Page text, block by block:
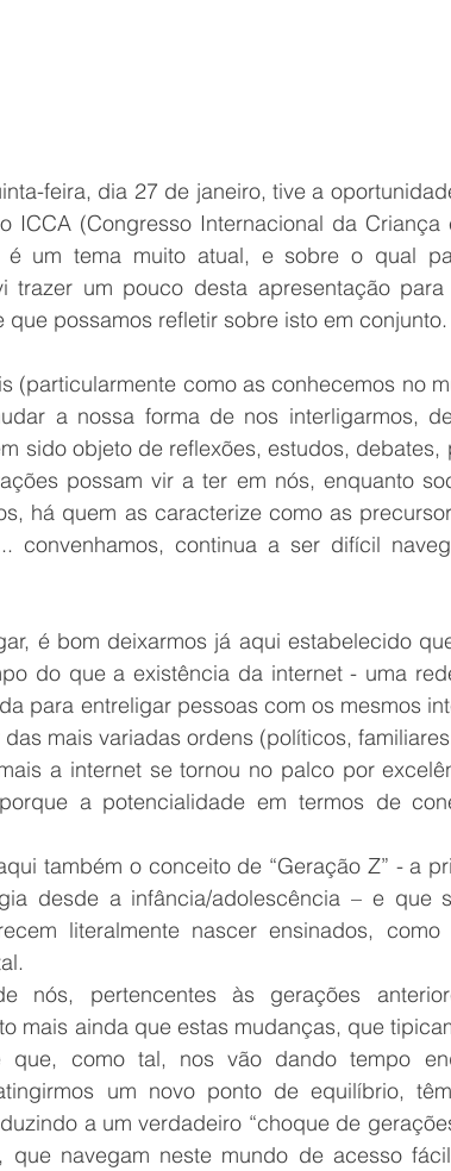
feira, dia 27 de janeiro, tive a
ICCA (Congresso Internacional da
é um tema muito atual, e sobre o qual
trazer um pouco desta apresentação
que possamos refletir sobre isto em conjunto.
(particularmente como as conhecemos no
a nossa forma de nos interligarmos,
sido objeto de reflexões, estudos,
possam vir a ter em nós, enquanto
há quem as caracterize como as
convenhamos, continua a ser difícil
é bom deixarmos já aqui estabelecido
do que a existência da internet - uma
para entreligar pessoas com os mesmos
mais variadas ordens (políticos,
a internet se tornou no palco por
a potencialidade em termos de
também o conceito de “Geração Z” - a
desde a infância/adolescência – e que
literalmente nascer ensinados,
nós, pertencentes às gerações
mais ainda que estas mudanças, que
que, como tal, nos vão dando tempo
um novo ponto de equilíbrio,
a um verdadeiro “choque de
que navegam neste mundo de acesso